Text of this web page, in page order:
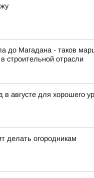
до Магадана - таков
строительной отрасли
в августе для хорошего
делать огородникам